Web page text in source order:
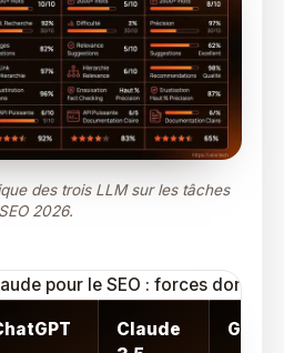
des trois LLM sur les tâches
SEO 2026.
pour le SEO : forces
Claude